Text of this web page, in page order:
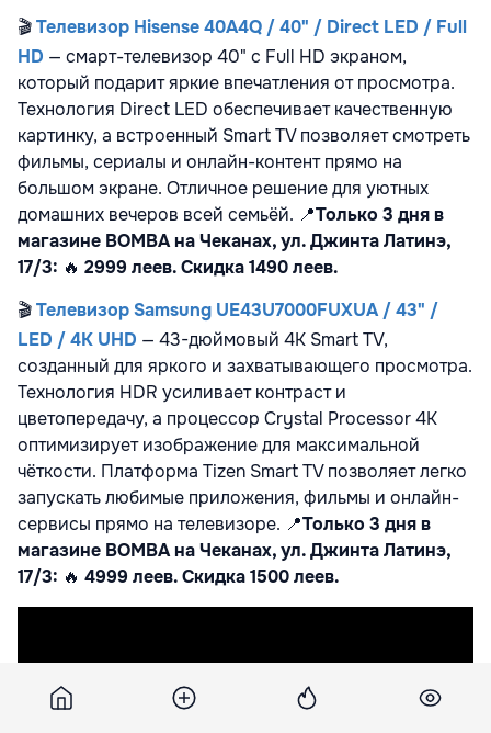
🎬Телевизор Hisense 40A4Q / 40" / Direct LED / Full
HD — смарт-телевизор 40" с Full HD экраном,
который подарит яркие впечатления от просмотра.
Технология Direct LED обеспечивает качественную
картинку, а встроенный Smart TV позволяет смотреть
фильмы, сериалы и онлайн-контент прямо на
большом экране. Отличное решение для уютных
домашних вечеров всей семьёй. 📍Только 3 дня в
магазине BOMBA на Чеканах, ул. Джинта Латинэ,
17/3: 🔥 2999 леев. Скидка 1490 леев.
🎬Телевизор Samsung UE43U7000FUXUA / 43" /
LED / 4K UHD — 43-дюймовый 4K Smart TV,
созданный для яркого и захватывающего просмотра.
Технология HDR усиливает контраст и
цветопередачу, а процессор Crystal Processor 4K
оптимизирует изображение для максимальной
чёткости. Платформа Tizen Smart TV позволяет легко
запускать любимые приложения, фильмы и онлайн-
сервисы прямо на телевизоре. 📍Только 3 дня в
магазине BOMBA на Чеканах, ул. Джинта Латинэ,
17/3: 🔥 4999 леев. Скидка 1500 леев.